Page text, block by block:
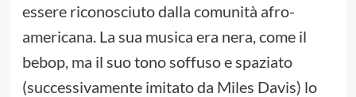
essere riconosciuto dalla comunità afro-
americana. La sua musica era nera, come il
bebop, ma il suo tono soffuso e spaziato
(successivamente imitato da Miles Davis) lo